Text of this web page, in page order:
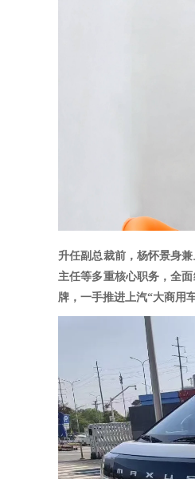
升任副总裁前，杨怀景身
主任等多重核心职务，全
牌，一手推进上汽“大商用